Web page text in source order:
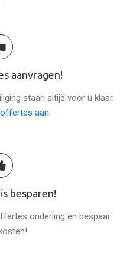
aanvragen!
staan altijd voor u klaar.
aan.
besparen!
onderling en bespaar